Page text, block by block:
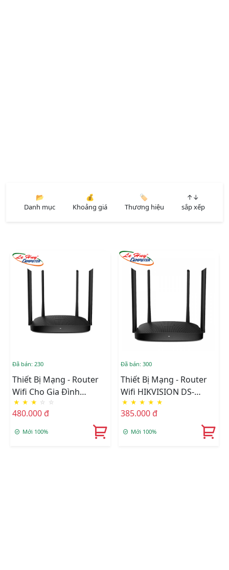
📂
Danh mục
💰
Khoảng giá
🏷️
Thương hiệu
↑↓
sắp xếp
Đã bán: 230
Thiết Bị Mạng - Router
Wifi Cho Gia Đình
HIKVISION DS-3WR12GC
★ ★ ★ ☆ ☆
480.000 đ
Mới 100%
Đã bán: 300
Thiết Bị Mạng - Router
Wifi HIKVISION DS-
3WR12C Thông Minh 2
Băng Tần
★ ★ ★ ★ ★
385.000 đ
Mới 100%